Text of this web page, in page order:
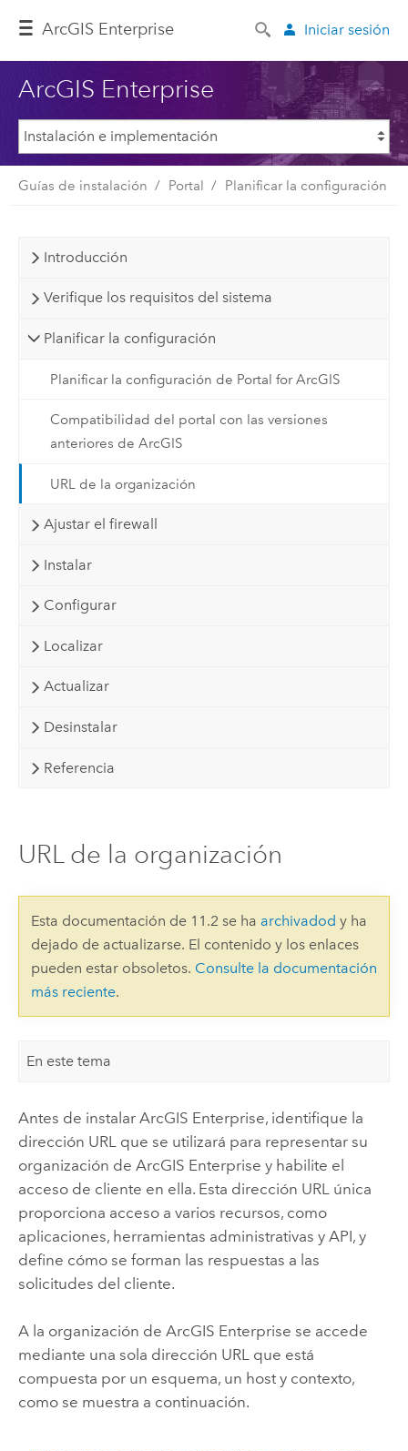
ArcGIS Enterprise Iniciar sesión
ArcGIS Enterprise
Guías de instalación Portal Planificar la configuración
Introducción
Verifique los requisitos del sistema
Planificar la configuración
Planificar la configuración de Portal for ArcGIS
Compatibilidad del portal con las versiones
anteriores de ArcGIS
URL de la organización
Ajustar el firewall
Instalar
Configurar
Localizar
Actualizar
Desinstalar
Referencia
URL de la organización
Esta documentación de 11.2 se ha archivadod y ha
dejado de actualizarse. El contenido y los enlaces
pueden estar obsoletos. Consulte la documentación
más reciente.
En este tema
Antes de instalar ArcGIS Enterprise, identifique la
dirección URL que se utilizará para representar su
organización de ArcGIS Enterprise y habilite el
acceso de cliente en ella. Esta dirección URL única
proporciona acceso a varios recursos, como
aplicaciones, herramientas administrativas y API, y
define cómo se forman las respuestas a las
solicitudes del cliente.
A la organización de ArcGIS Enterprise se accede
mediante una sola dirección URL que está
compuesta por un esquema, un host y contexto,
como se muestra a continuación.